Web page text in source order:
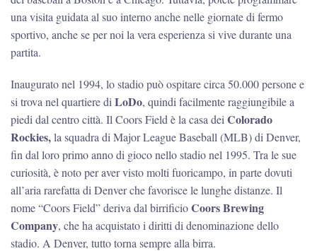
una visita guidata al suo interno anche nelle giornate di fermo
sportivo, anche se per noi la vera esperienza si vive durante una
partita.
Inaugurato nel 1994, lo stadio può ospitare circa 50.000 persone e
si trova nel quartiere di LoDo, quindi facilmente raggiungibile a
piedi dal centro città. Il Coors Field è la casa dei Colorado
Rockies,la squadra di Major League Baseball (MLB) di Denver,
fin dal loro primo anno di gioco nello stadio nel 1995. Tra le sue
curiosità, è noto per aver visto molti fuoricampo, in parte dovuti
all’aria rarefatta di Denver che favorisce le lunghe distanze. Il
nome “Coors Field” deriva dal birrificioCoors Brewing
Company, che ha acquistato i diritti di denominazione dello
stadio. A Denver, tutto torna sempre alla birra.